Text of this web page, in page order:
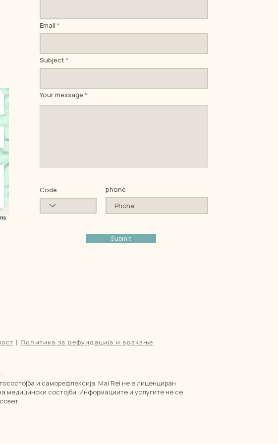
Email
Subject
Your message
Code phone
Submit
| Политика за рефундација и враќање
и саморефлексија. Mai Rei не е лиценциран
медицински состојби. Информациите и услугите не се